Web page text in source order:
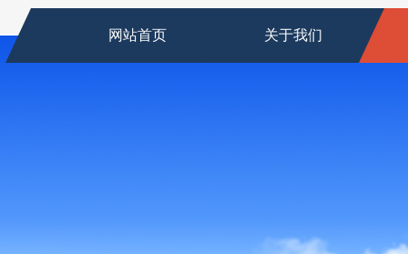
网站首页 关于我们